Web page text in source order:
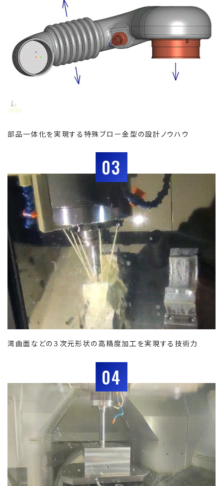
部品一体化を実現する特殊ブロー金型の設計ノウハウ
03
湾曲面などの３次元形状の高精度加工を実現する技術力
04